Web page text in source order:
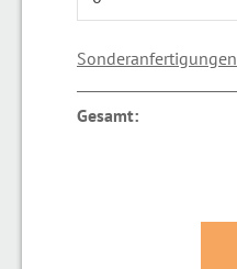
Sonderanfertigungen
Gesamt: